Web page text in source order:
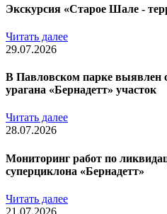
Экскурсия «Старое Шале -
Читать далее
29.07.2026
В Павловском парке выявлен
урагана «Бернадетт» участок
Читать далее
28.07.2026
Мониторинг работ по
суперциклона «Бернадетт»
Читать далее
21.07.2026